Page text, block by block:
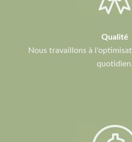
Qualité
Nous travaillons à
quotidien.